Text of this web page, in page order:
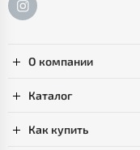
О компании
Каталог
Как купить